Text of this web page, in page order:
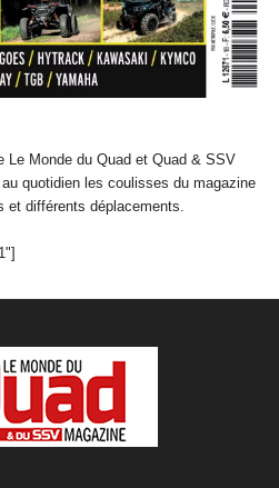
Le Monde du Quad et Quad & SSV
quotidien les coulisses du magazine
et différents déplacements.